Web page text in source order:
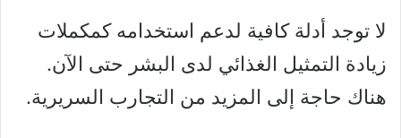
لا توجد أدلة كافية لدعم استخدامه كمكملات
زيادة التمثيل الغذائي لدى البشر حتى الآن.
هناك حاجة إلى المزيد من التجارب السريرية.